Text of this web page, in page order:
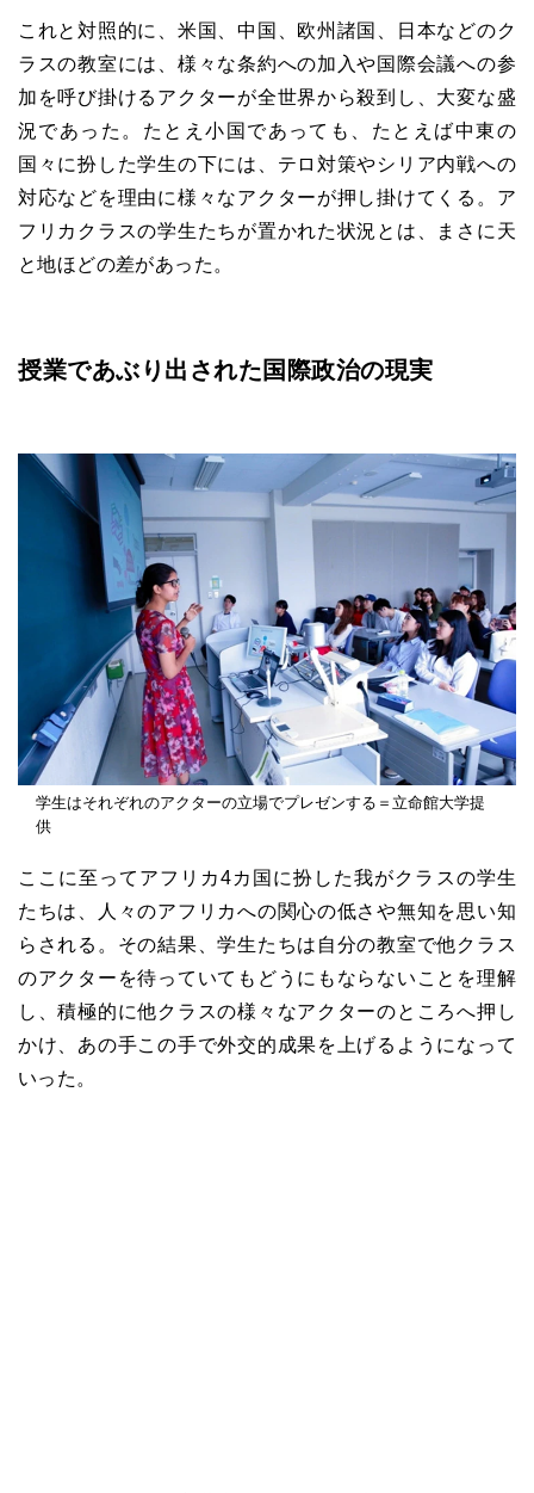
これと対照的に、米国、中国、欧州諸国、日本などのク
ラスの教室には、様々な条約への加入や国際会議への参
加を呼び掛けるアクターが全世界から殺到し、大変な盛
況であった。たとえ小国であっても、たとえば中東の
国々に扮した学生の下には、テロ対策やシリア内戦への
対応などを理由に様々なアクターが押し掛けてくる。ア
フリカクラスの学生たちが置かれた状況とは、まさに天
と地ほどの差があった。
授業であぶり出された国際政治の現実
学生はそれぞれのアクターの立場でプレゼンする＝立命館大学提
供
ここに至ってアフリカ4カ国に扮した我がクラスの学生
たちは、人々のアフリカへの関心の低さや無知を思い知
らされる。その結果、学生たちは自分の教室で他クラス
のアクターを待っていてもどうにもならないことを理解
し、積極的に他クラスの様々なアクターのところへ押し
かけ、あの手この手で外交的成果を上げるようになって
いった。